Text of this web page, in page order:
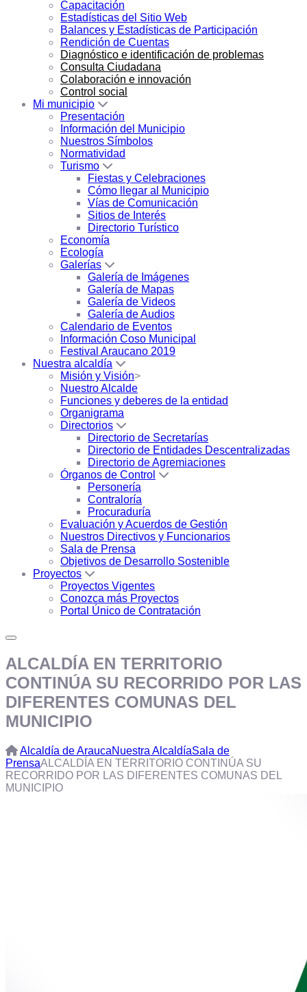
Capacitación
Estadísticas del Sitio Web
Balances y Estadísticas de Participación
Rendición de Cuentas
Diagnóstico e identificación de problemas
Consulta Ciudadana
Colaboración e innovación
Control social
Mi municipio
Presentación
Información del Municipio
Nuestros Símbolos
Normatividad
Turismo
Fiestas y Celebraciones
Cómo llegar al Municipio
Vías de Comunicación
Sitios de Interés
Directorio Turístico
Economía
Ecología
Galerías
Galería de Imágenes
Galería de Mapas
Galería de Videos
Galería de Audios
Calendario de Eventos
Información Coso Municipal
Festival Araucano 2019
Nuestra alcaldía
Misión y Visión>
Nuestro Alcalde
Funciones y deberes de la entidad
Organigrama
Directorios
Directorio de Secretarías
Directorio de Entidades Descentralizadas
Directorio de Agremiaciones
Órganos de Control
Personería
Contraloría
Procuraduría
Evaluación y Acuerdos de Gestión
Nuestros Directivos y Funcionarios
Sala de Prensa
Objetivos de Desarrollo Sostenible
Proyectos
Proyectos Vigentes
Conozca más Proyectos
Portal Único de Contratación
ALCALDÍA EN TERRITORIO
CONTINÚA SU RECORRIDO POR LAS
DIFERENTES COMUNAS DEL
MUNICIPIO
Alcaldía de AraucaNuestra AlcaldíaSala de
PrensaALCALDÍA EN TERRITORIO CONTINÚA SU
RECORRIDO POR LAS DIFERENTES COMUNAS DEL
MUNICIPIO